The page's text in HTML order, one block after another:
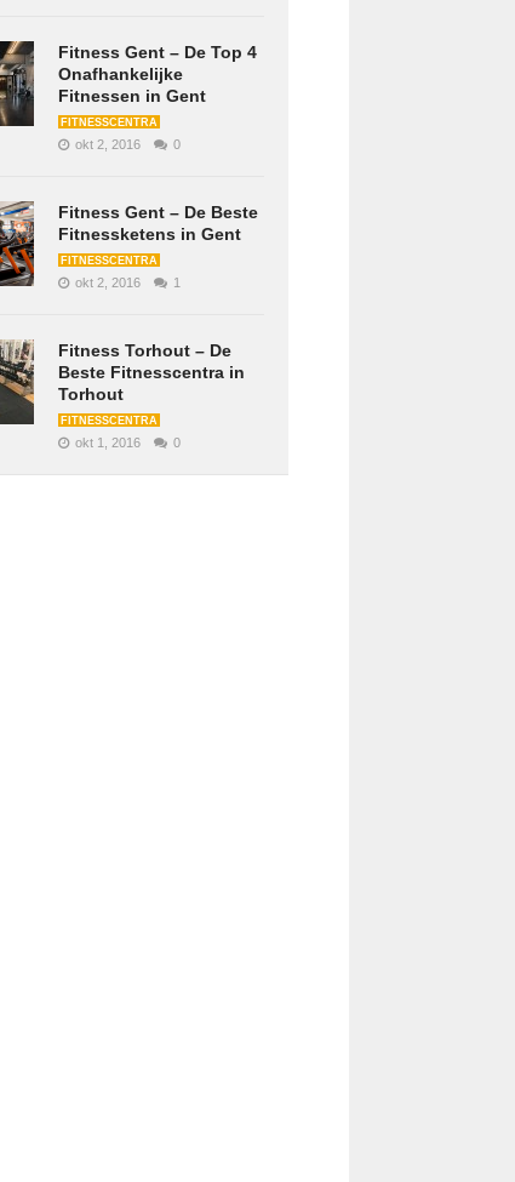
Fitness Gent – De Top 4
Onafhankelijke
Fitnessen in Gent
FITNESSCENTRA
okt 2, 2016 0
Fitness Gent – De Beste
Fitnessketens in Gent
FITNESSCENTRA
okt 2, 2016 1
Fitness Torhout – De
Beste Fitnesscentra in
Torhout
FITNESSCENTRA
okt 1, 2016 0